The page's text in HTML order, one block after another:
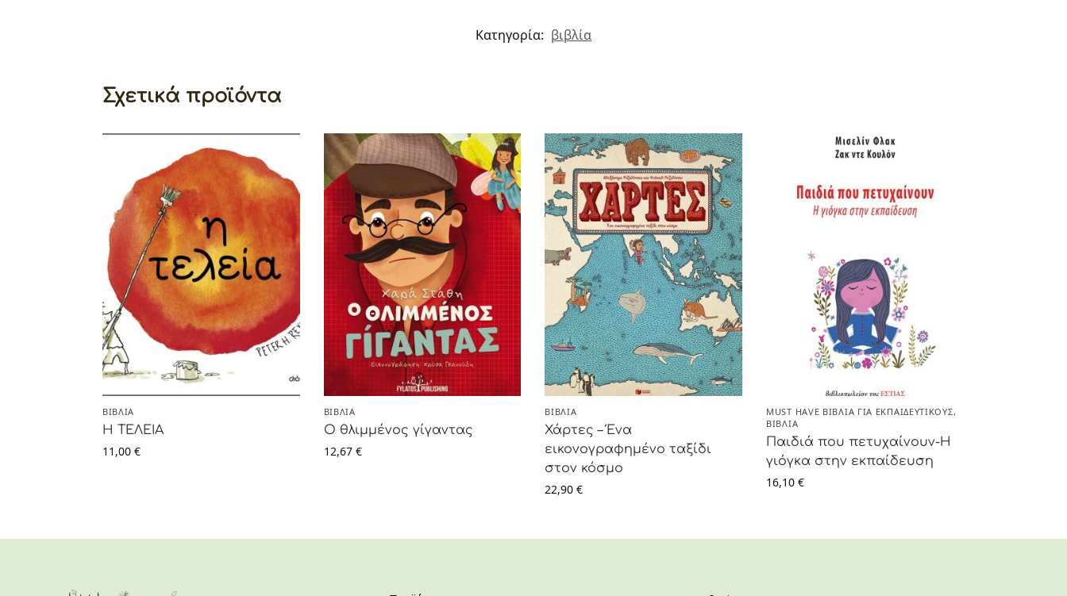
Κατηγορία: βιβλία
Σχετικά προϊόντα
ΒΙΒΛΊΑ
Η ΤΕΛΕΙΑ
11,00 €
ΒΙΒΛΊΑ
Ο θλιμμένος γίγαντας
12,67 €
ΒΙΒΛΊΑ
Χάρτες – Ένα
εικονογραφημένο ταξίδι
στον κόσμο
22,90€
MUST HAVE ΒΙΒΛΊΑ ΓΙΑ ΕΚΠΑΙΔΕΥΤΙΚΟΎΣ,
ΒΙΒΛΊΑ
Παιδιά που πετυχαίνουν-Η
γιόγκα στην εκπαίδευση
16,10€